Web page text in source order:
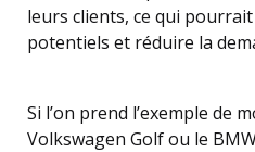
leurs clients, ce qui
potentiels et réduire la
Si l’on prend l’exemple de
Volkswagen Golf ou le